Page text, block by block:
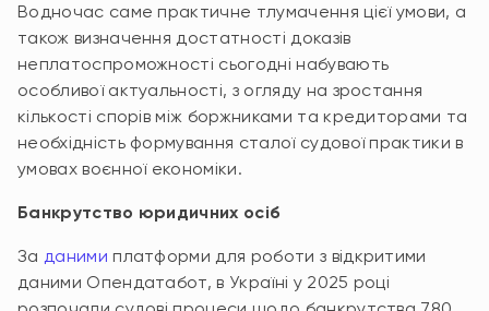
Водночас саме практичне тлумачення цієї умови, а
також визначення достатності доказів
неплатоспроможності сьогодні набувають
особливої актуальності, з огляду на зростання
кількості спорів між боржниками та кредиторами та
необхідність формування сталої судової практики в
умовах воєнної економіки.
Банкрутство юридичних осіб
За даними платформи для роботи з відкритими
даними Опендатабот, в Україні у 2025 році